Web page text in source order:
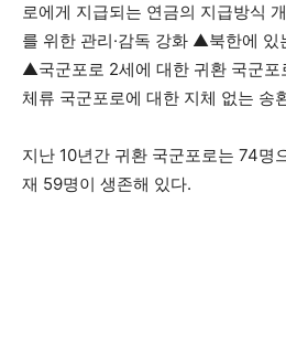
로에게 지급되는 연금의 지급방식
를 위한 관리·감독 강화 ▲북한에 있
▲국군포로 2세에 대한 귀환 국군
체류 국군포로에 대한 지체 없는 송
지난 10년간 귀환 국군포로는 74명
재 59명이 생존해 있다.